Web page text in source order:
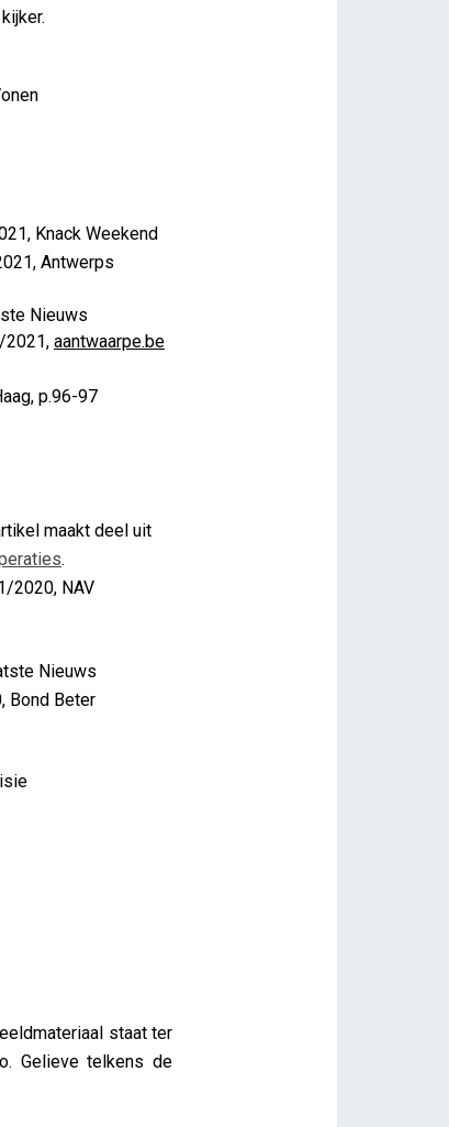
Knack Weekend
Antwerps
Nieuws
2021, aantwaarpe.be
p.96-97
maakt deel uit
.
2020, NAV
Nieuws
Bond Beter
staat ter
Gelieve telkens de